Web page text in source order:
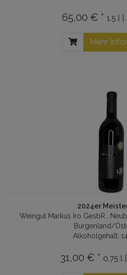
65,00 € * 1.5 l
Mehr
2024er
Weingut Markus Iro GesbR.,
Burgenland/
Alkoholgehalt: 14
31,00 € * 0.75 l